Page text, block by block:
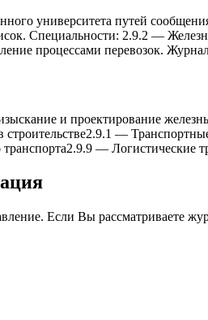
университета путей
Специальности: 2.9.2 —
процессами перевозок.
и проектирование
строительстве2.9.1 —
2.9.9 — Логистические
Если Вы рассматриваете